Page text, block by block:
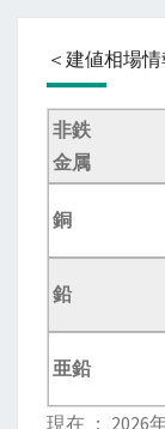
＜建値相場情
非鉄
金属
銅
鉛
亜鉛
現在 ： 2026